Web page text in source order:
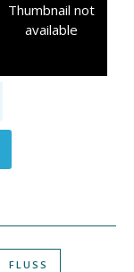
Thumbnail not
available
FLUSS